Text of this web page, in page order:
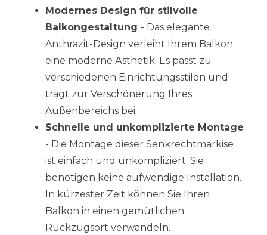
Modernes Design für stilvolle
Balkongestaltung - Das elegante
Anthrazit-Design verleiht Ihrem Balkon
eine moderne Ästhetik. Es passt zu
verschiedenen Einrichtungsstilen und
trägt zur Verschönerung Ihres
Außenbereichs bei.
Schnelle und unkomplizierte Montage
- Die Montage dieser Senkrechtmarkise
ist einfach und unkompliziert. Sie
benötigen keine aufwendige Installation.
In kürzester Zeit können Sie Ihren
Balkon in einen gemütlichen
Rückzugsort verwandeln.